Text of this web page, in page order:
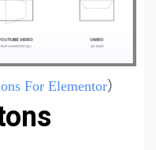
For Elementor）